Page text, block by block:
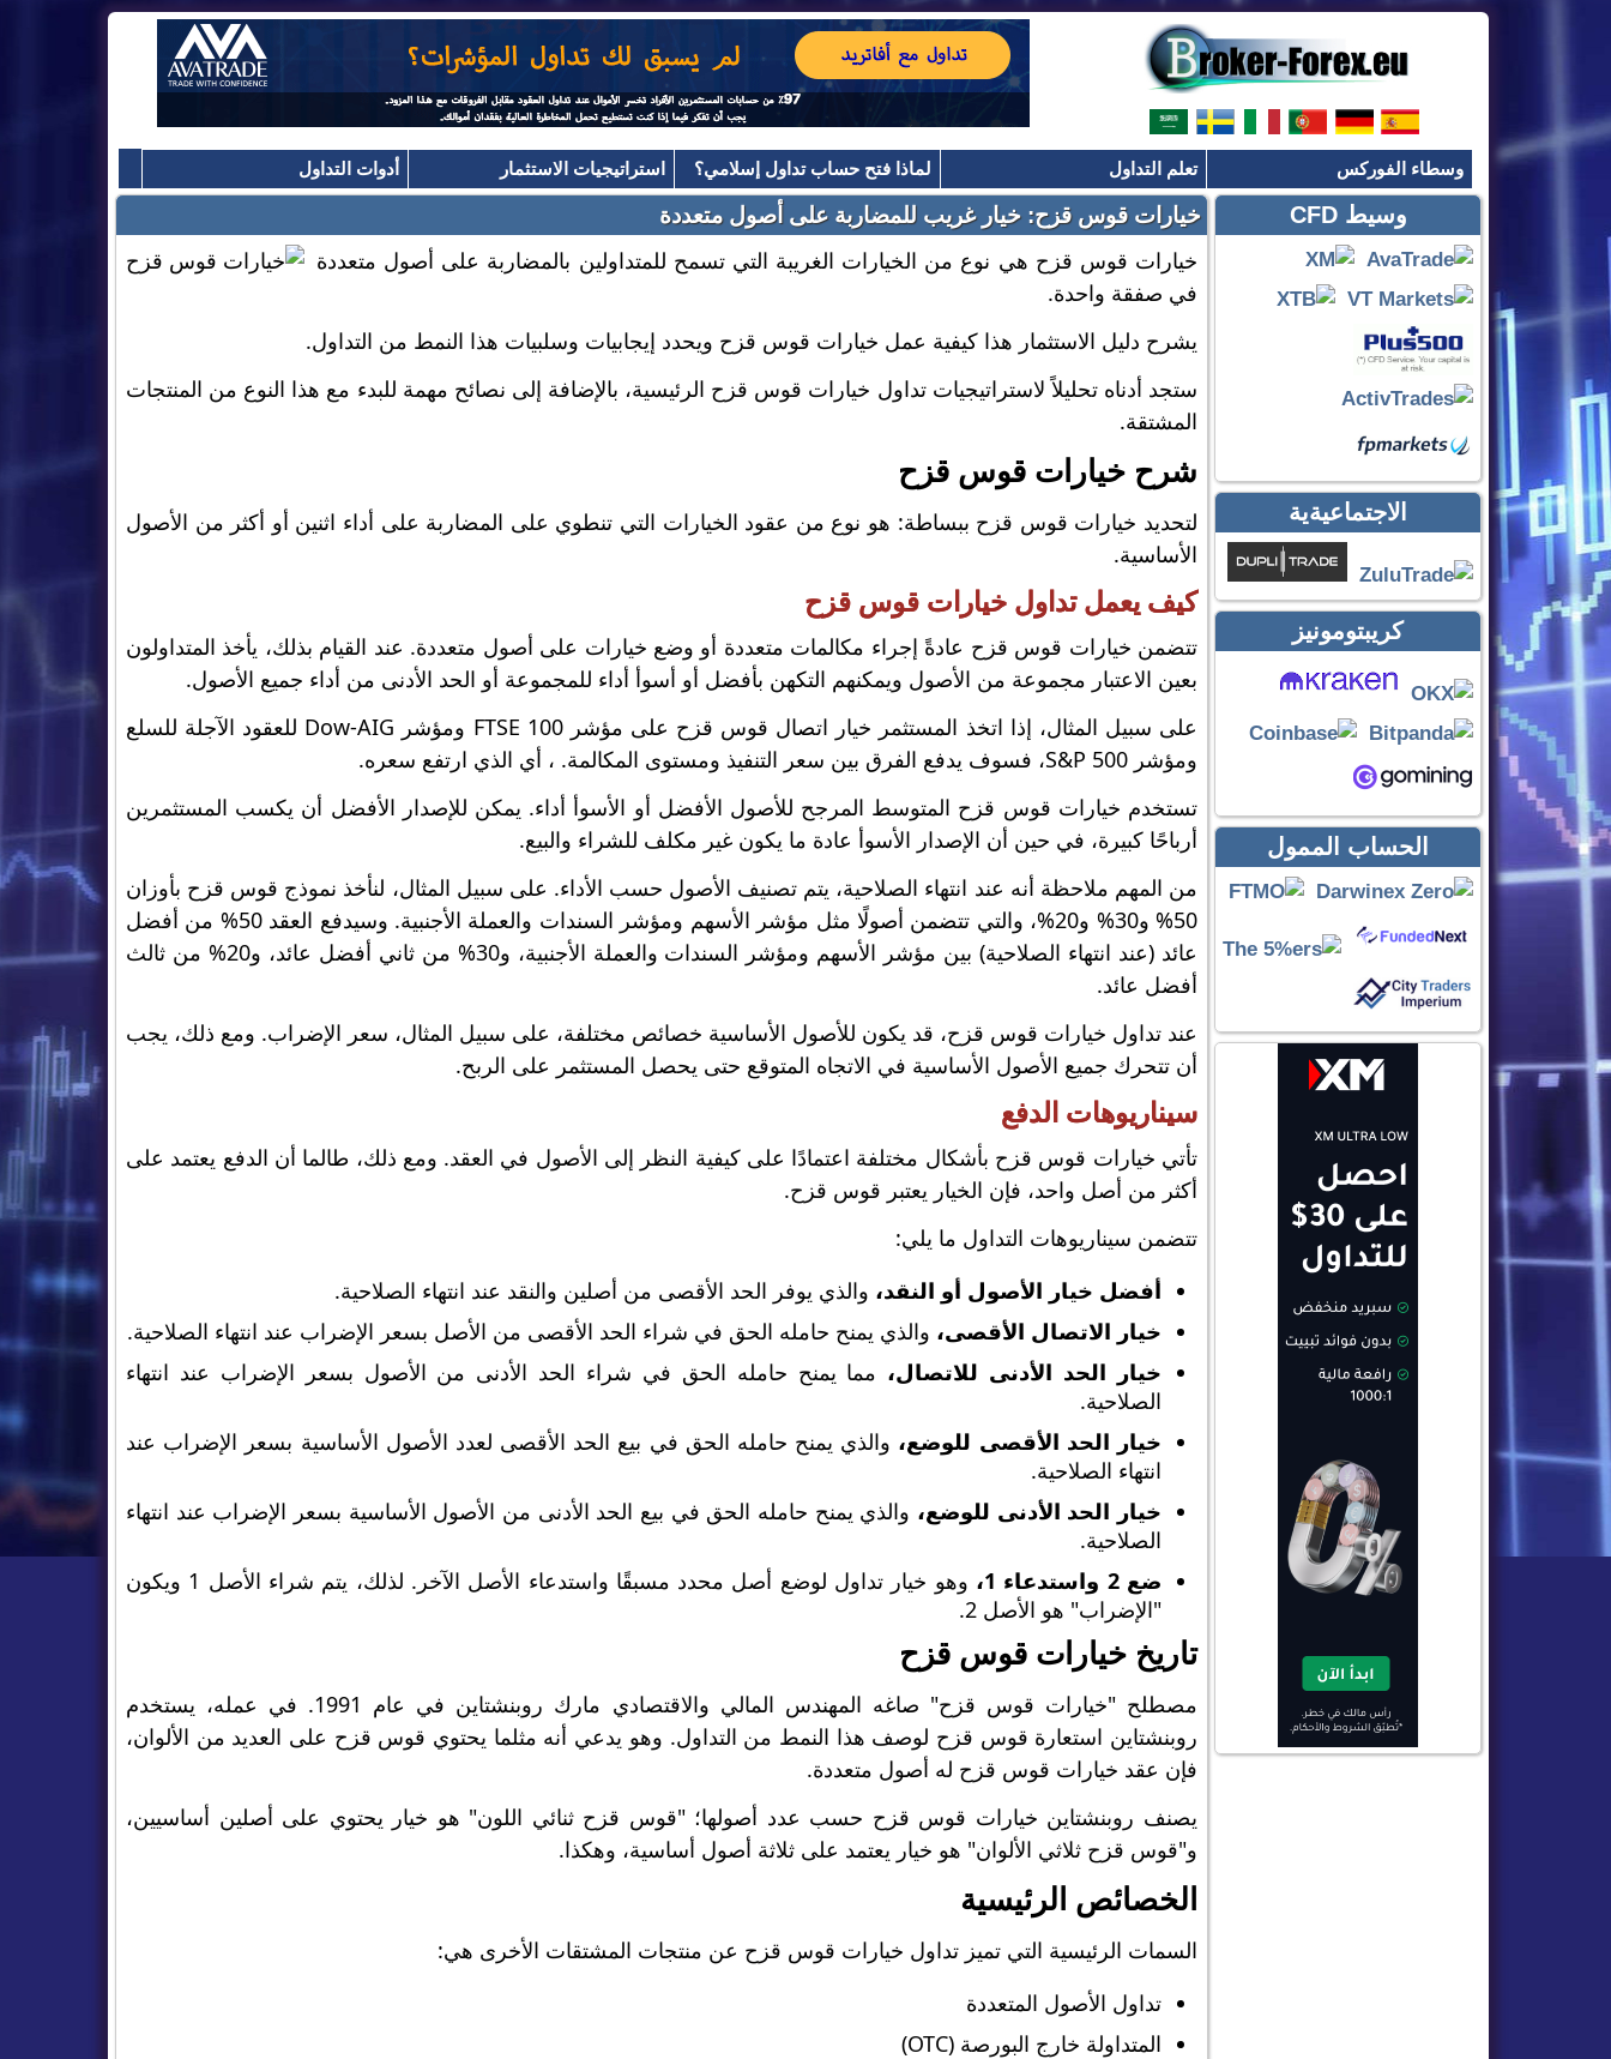
وسطاء الفوركس تعلم التداول لماذا فتح حساب تداول إسلامي؟ استراتيجيات الاستثمار أدوات التداول
وسيط CFD
الاجتماعيةية
كريبتومونيز
الحساب الممول
خيارات قوس قزح: خيار غريب للمضاربة على أصول متعددة
خيارات قوس قزح هي نوع من الخيارات الغريبة التي تسمح للمتداولين بالمضاربة على أصول متعددة
في صفقة واحدة.
يشرح دليل الاستثمار هذا كيفية عمل خيارات قوس قزح ويحدد إيجابيات وسلبيات هذا النمط من التداول.
ستجد أدناه تحليلاً لاستراتيجيات تداول خيارات قوس قزح الرئيسية، بالإضافة إلى نصائح مهمة للبدء مع هذا النوع من المنتجات
المشتقة.
شرح خيارات قوس قزح
لتحديد خيارات قوس قزح ببساطة: هو نوع من عقود الخيارات التي تنطوي على المضاربة على أداء اثنين أو أكثر من الأصول
الأساسية.
كيف يعمل تداول خيارات قوس قزح
تتضمن خيارات قوس قزح عادةً إجراء مكالمات متعددة أو وضع خيارات على أصول متعددة. عند القيام بذلك، يأخذ المتداولون
بعين الاعتبار مجموعة من الأصول ويمكنهم التكهن بأفضل أو أسوأ أداء للمجموعة أو الحد الأدنى من أداء جميع الأصول.
على سبيل المثال، إذا اتخذ المستثمر خيار اتصال قوس قزح على مؤشر FTSE 100 ومؤشر Dow-AIG للعقود الآجلة للسلع
ومؤشر S&P 500، فسوف يدفع الفرق بين سعر التنفيذ ومستوى المكالمة. ، أي الذي ارتفع سعره.
تستخدم خيارات قوس قزح المتوسط ​​المرجح للأصول الأفضل أو الأسوأ أداء. يمكن للإصدار الأفضل أن يكسب المستثمرين
أرباحًا كبيرة، في حين أن الإصدار الأسوأ عادة ما يكون غير مكلف للشراء والبيع.
من المهم ملاحظة أنه عند انتهاء الصلاحية، يتم تصنيف الأصول حسب الأداء. على سبيل المثال، لنأخذ نموذج قوس قزح بأوزان
50% و30% و20%، والتي تتضمن أصولًا مثل مؤشر الأسهم ومؤشر السندات والعملة الأجنبية. وسيدفع العقد 50% من أفضل
عائد (عند انتهاء الصلاحية) بين مؤشر الأسهم ومؤشر السندات والعملة الأجنبية، و30% من ثاني أفضل عائد، و20% من ثالث
أفضل عائد.
عند تداول خيارات قوس قزح، قد يكون للأصول الأساسية خصائص مختلفة، على سبيل المثال، سعر الإضراب. ومع ذلك، يجب
أن تتحرك جميع الأصول الأساسية في الاتجاه المتوقع حتى يحصل المستثمر على الربح.
سيناريوهات الدفع
تأتي خيارات قوس قزح بأشكال مختلفة اعتمادًا على كيفية النظر إلى الأصول في العقد. ومع ذلك، طالما أن الدفع يعتمد على
أكثر من أصل واحد، فإن الخيار يعتبر قوس قزح.
تتضمن سيناريوهات التداول ما يلي:
أفضل خيار الأصول أو النقد، والذي يوفر الحد الأقصى من أصلين والنقد عند انتهاء الصلاحية.
خيار الاتصال الأقصى، والذي يمنح حامله الحق في شراء الحد الأقصى من الأصل بسعر الإضراب عند انتهاء الصلاحية.
خيار الحد الأدنى للاتصال، مما يمنح حامله الحق في شراء الحد الأدنى من الأصول بسعر الإضراب عند انتهاء
الصلاحية.
خيار الحد الأقصى للوضع، والذي يمنح حامله الحق في بيع الحد الأقصى لعدد الأصول الأساسية بسعر الإضراب عند
انتهاء الصلاحية.
خيار الحد الأدنى للوضع، والذي يمنح حامله الحق في بيع الحد الأدنى من الأصول الأساسية بسعر الإضراب عند انتهاء
الصلاحية.
ضع 2 واستدعاء 1،
وهو خيار تداول لوضع أصل محدد مسبقًا واستدعاء الأصل الآخر. لذلك، يتم شراء الأصل 1 ويكون
"الإضراب" هو الأصل 2.
تاريخ خيارات قوس قزح
مصطلح "خيارات قوس قزح" صاغه المهندس المالي والاقتصادي مارك روبنشتاين في عام 1991. في عمله، يستخدم
روبنشتاين استعارة قوس قزح لوصف هذا النمط من التداول. وهو يدعي أنه مثلما يحتوي قوس قزح على العديد من الألوان،
فإن عقد خيارات قوس قزح له أصول متعددة.
يصنف روبنشتاين خيارات قوس قزح حسب عدد أصولها؛ "قوس قزح ثنائي اللون" هو خيار يحتوي على أصلين أساسيين،
و"قوس قزح ثلاثي الألوان" هو خيار يعتمد على ثلاثة أصول أساسية، وهكذا.
الخصائص الرئيسية
السمات الرئيسية التي تميز تداول خيارات قوس قزح عن منتجات المشتقات الأخرى هي:
تداول الأصول المتعددة
المتداولة خارج البورصة (OTC)